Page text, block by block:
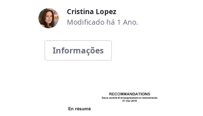
Cristina Lopez
Modificado há 1 Ano.
Informações